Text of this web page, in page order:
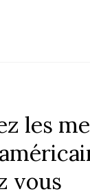
les
vous